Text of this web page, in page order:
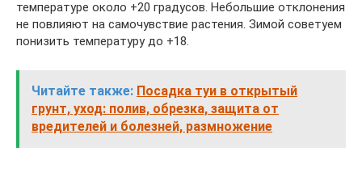
температуре около +20 градусов. Небольшие отклонения
не повлияют на самочувствие растения. Зимой советуем
понизить температуру до +18.
Читайте также: Посадка туи в открытый
грунт, уход: полив, обрезка, защита от
вредителей и болезней, размножение